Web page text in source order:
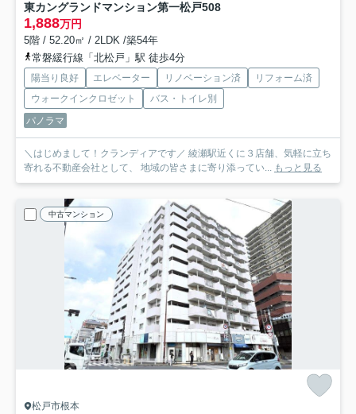
東カングランドマンション第一松戸508
1,888万円
5階 / 52.20㎡ / 2LDK /築54年
常磐緩行線「北松戸」駅 徒歩4分
陽当り良好 エレベーター リノベーション済
リフォーム済
ウォークインクロゼット
バス・トイレ別
パノラマ
＼はじめまして！クランディアです／ 綾瀬駅近くに３店舗、気軽に立ち
寄れる不動産会社として、 地域の皆さまに寄り添ってい... もっと見る
中古マンション
松戸市根本